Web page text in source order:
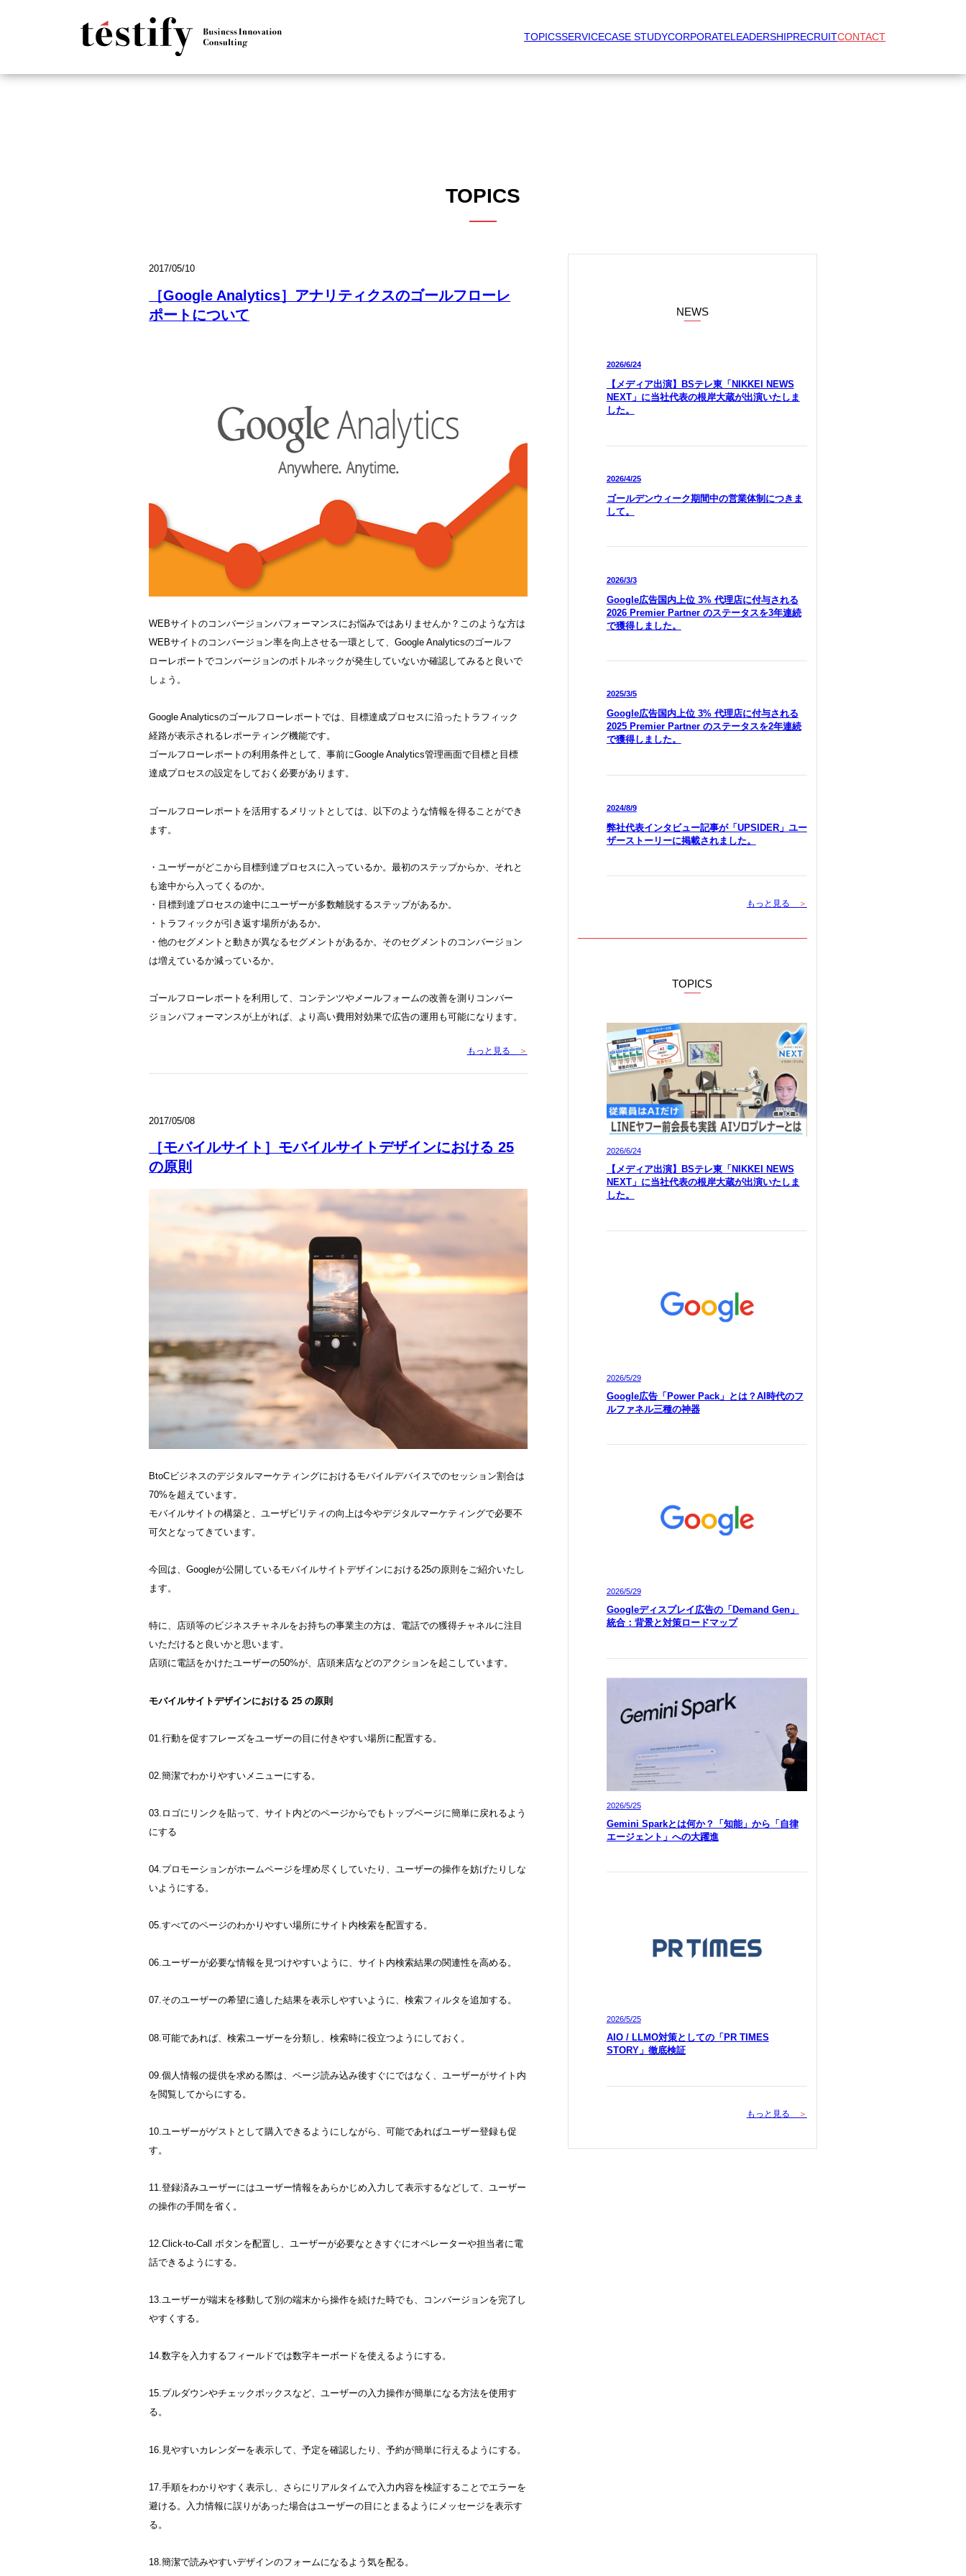
TOPICSSERVICECASE STUDYCORPORATELEADERSHIPRECRUITCONTACT
TOPICS
2017/05/10
［Google Analytics］アナリティクスのゴールフローレ
ポートについて
WEBサイトのコンバージョンパフォーマンスにお悩みではありませんか？このような方は
WEBサイトのコンバージョン率を向上させる一環として、Google Analyticsのゴールフ
ローレポートでコンバージョンのボトルネックが発生していないか確認してみると良いで
しょう。
Google Analyticsのゴールフローレポートでは、目標達成プロセスに沿ったトラフィック
経路が表示されるレポーティング機能です。
ゴールフローレポートの利用条件として、事前にGoogle Analytics管理画面で目標と目標
達成プロセスの設定をしておく必要があります。
ゴールフローレポートを活用するメリットとしては、以下のような情報を得ることができ
ます。
・ユーザーがどこから目標到達プロセスに入っているか。最初のステップからか、それと
も途中から入ってくるのか。
・目標到達プロセスの途中にユーザーが多数離脱するステップがあるか。
・トラフィックが引き返す場所があるか。
・他のセグメントと動きが異なるセグメントがあるか。そのセグメントのコンバージョン
は増えているか減っているか。
ゴールフローレポートを利用して、コンテンツやメールフォームの改善を測りコンバー
ジョンパフォーマンスが上がれば、より高い費用対効果で広告の運用も可能になります。
もっと見る ＞
2017/05/08
［モバイルサイト］モバイルサイトデザインにおける 25
の原則
BtoCビジネスのデジタルマーケティングにおけるモバイルデバイスでのセッション割合は
70%を超えています。
モバイルサイトの構築と、ユーザビリティの向上は今やデジタルマーケティングで必要不
可欠となってきています。
今回は、Googleが公開しているモバイルサイトデザインにおける25の原則をご紹介いたし
ます。
特に、店頭等のビジネスチャネルをお持ちの事業主の方は、電話での獲得チャネルに注目
いただけると良いかと思います。
店頭に電話をかけたユーザーの50%が、店頭来店などのアクションを起こしています。
モバイルサイトデザインにおける 25 の原則
01.行動を促すフレーズをユーザーの目に付きやすい場所に配置する。
02.簡潔でわかりやすいメニューにする。
03.ロゴにリンクを貼って、サイト内どのページからでもトップページに簡単に戻れるよう
にする
04.プロモーションがホームページを埋め尽くしていたり、ユーザーの操作を妨げたりしな
いようにする。
05.すべてのページのわかりやすい場所にサイト内検索を配置する。
06.ユーザーが必要な情報を見つけやすいように、サイト内検索結果の関連性を高める。
07.そのユーザーの希望に適した結果を表示しやすいように、検索フィルタを追加する。
08.可能であれば、検索ユーザーを分類し、検索時に役立つようにしておく。
09.個人情報の提供を求める際は、ページ読み込み後すぐにではなく、ユーザーがサイト内
を閲覧してからにする。
10.ユーザーがゲストとして購入できるようにしながら、可能であればユーザー登録も促
す。
11.登録済みユーザーにはユーザー情報をあらかじめ入力して表示するなどして、ユーザー
の操作の手間を省く。
12.Click-to-Call ボタンを配置し、ユーザーが必要なときすぐにオペレーターや担当者に電
話できるようにする。
13.ユーザーが端末を移動して別の端末から操作を続けた時でも、コンバージョンを完了し
やすくする。
14.数字を入力するフィールドでは数字キーボードを使えるようにする。
15.プルダウンやチェックボックスなど、ユーザーの入力操作が簡単になる方法を使用す
る。
16.見やすいカレンダーを表示して、予定を確認したり、予約が簡単に行えるようにする。
17.手順をわかりやすく表示し、さらにリアルタイムで入力内容を検証することでエラーを
避ける。入力情報に誤りがあった場合はユーザーの目にとまるようにメッセージを表示す
る。
18.簡潔で読みやすいデザインのフォームになるよう気を配る。
NEWS
2026/6/24
【メディア出演】BSテレ東「NIKKEI NEWS
NEXT」に当社代表の根岸大蔵が出演いたしま
した。
2026/4/25
ゴールデンウィーク期間中の営業体制につきま
して。
2026/3/3
Google広告国内上位 3% 代理店に付与される
2026 Premier Partner のステータスを3年連続
で獲得しました。
2025/3/5
Google広告国内上位 3% 代理店に付与される
2025 Premier Partner のステータスを2年連続
で獲得しました。
2024/8/9
弊社代表インタビュー記事が「UPSIDER」ユー
ザーストーリーに掲載されました。
もっと見る ＞
TOPICS
2026/6/24
【メディア出演】BSテレ東「NIKKEI NEWS
NEXT」に当社代表の根岸大蔵が出演いたしま
した。
2026/5/29
Google広告「Power Pack」とは？AI時代のフ
ルファネル三種の神器
2026/5/29
Googleディスプレイ広告の「Demand Gen」
統合：背景と対策ロードマップ
2026/5/25
Gemini Sparkとは何か？「知能」から「自律
エージェント」への大躍進
2026/5/25
AIO / LLMO対策としての「PR TIMES
STORY」徹底検証
もっと見る ＞